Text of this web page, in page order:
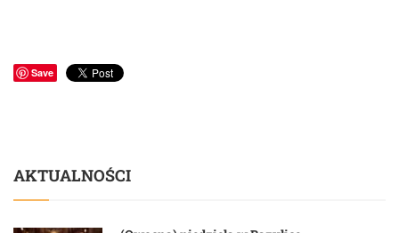
Save
AKTUALNOŚCI